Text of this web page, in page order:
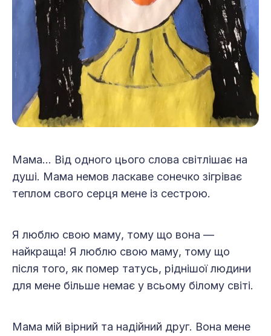
Мама... Від одного цього слова світлішає на
душі. Мама немов ласкаве сонечко зігріває
теплом свого серця мене із сестрою.
Я люблю свою маму, тому що вона —
найкраща! Я люблю свою маму, тому що
після того, як помер татусь, ріднішої людини
для мене більше немає у всьому білому світі.
Мама мій вірний та надійний друг. Вона мене